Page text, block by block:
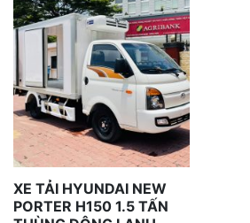
XE TẢI HYUNDAI NEW
PORTER H150 1.5 TẤN